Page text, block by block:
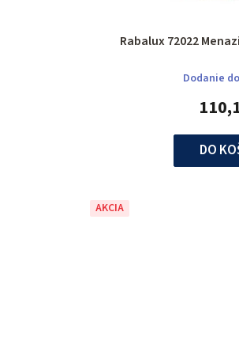
Rabalux 72022
Dodanie
DO
AKCIA